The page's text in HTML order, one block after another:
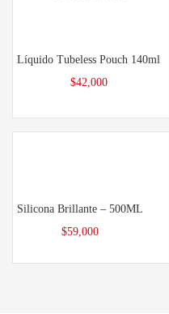
Líquido Tubeless Pouch 140ml
$42,000
Silicona Brillante – 500ML
$59,000